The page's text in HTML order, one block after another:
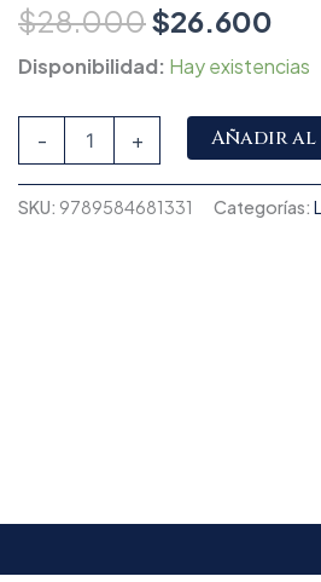
$28.000$26.600
Disponibilidad: Hay existencias
- + Añadir
SKU: 9789584681331 Categorías: